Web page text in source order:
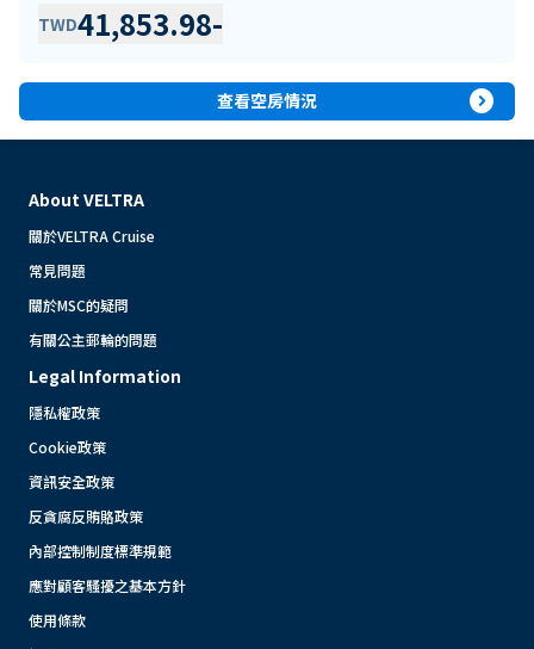
TWD41,853.98-
查看空房情況 expand_circle_right
About VELTRA
關於VELTRA Cruise
常見問題
關於MSC的疑問
有關公主郵輪的問題
Legal Information
隱私權政策
Cookie政策
資訊安全政策
反貪腐反賄賂政策
內部控制制度標準規範
應對顧客騷擾之基本方針
使用條款